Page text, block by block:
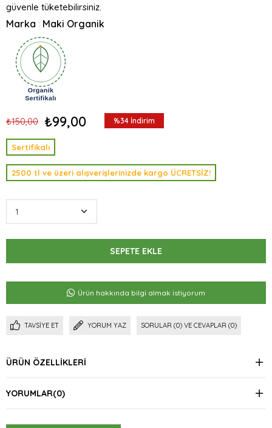
güvenle tüketebilirsiniz.
Marka : Maki Organik
₺150,00 ₺99,00 %34 İndirim
Sertifikalı
2500 tl ve üzeri alışverişlerinizde kargo ÜCRETSİZ!
Ürün hakkında bilgi almak istiyorum
TAVSIYE ET YORUM YAZ SORULAR (0) VE CEVAPLAR (0)
ÜRÜN ÖZELLIKLERI
YORUMLAR(0)